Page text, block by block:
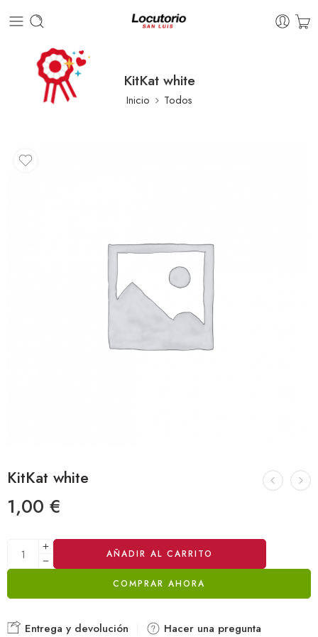
KitKat white
Inicio Todos
KitKat white
1,00 €
AÑADIR AL CARRITO
COMPRAR AHORA
Alternative:
Entrega y devolución Hacer una pregunta